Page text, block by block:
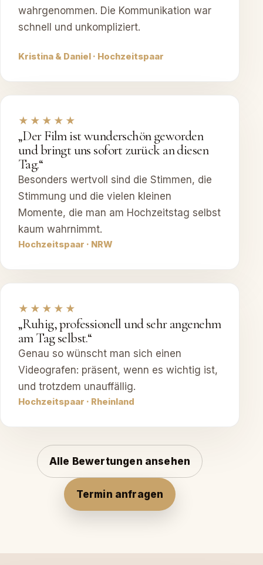
wahrgenommen. Die Kommunikation war
schnell und unkompliziert.
Kristina & Daniel · Hochzeitspaar
★★★★★
„Der Film ist wunderschön geworden
und bringt uns sofort zurück an diesen
Tag.“
Besonders wertvoll sind die Stimmen, die
Stimmung und die vielen kleinen
Momente, die man am Hochzeitstag selbst
kaum wahrnimmt.
Hochzeitspaar · NRW
★★★★★
„Ruhig, professionell und sehr angenehm
am Tag selbst.“
Genau so wünscht man sich einen
Videografen: präsent, wenn es wichtig ist,
und trotzdem unauffällig.
Hochzeitspaar · Rheinland
Alle Bewertungen ansehen
Termin anfragen